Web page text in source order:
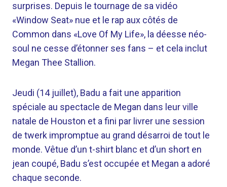
surprises. Depuis le tournage de sa vidéo
«Window Seat» nue et le rap aux côtés de
Common dans «Love Of My Life», la déesse néo-
soul ne cesse d’étonner ses fans – et cela inclut
Megan Thee Stallion.
Jeudi (14 juillet), Badu a fait une apparition
spéciale au spectacle de Megan dans leur ville
natale de Houston et a fini par livrer une session
de twerk impromptue au grand désarroi de tout le
monde. Vêtue d’un t-shirt blanc et d’un short en
jean coupé, Badu s’est occupée et Megan a adoré
chaque seconde.